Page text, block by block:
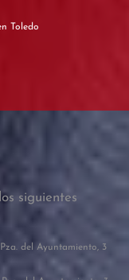
Reconstructor de Accidentes de Tráfico en Toledo
siguientes
del Ayuntamiento, 3